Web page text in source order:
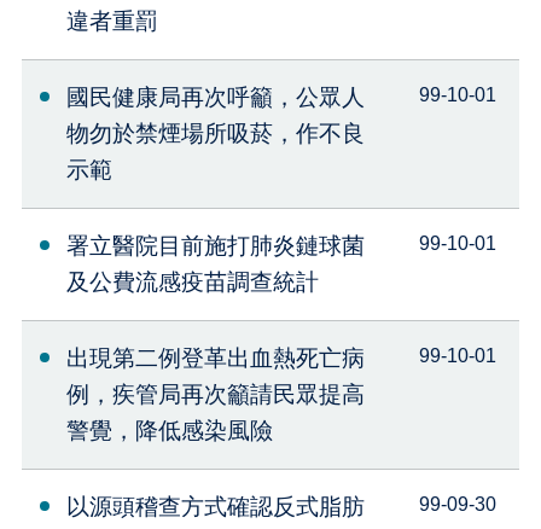
違者重罰
國民健康局再次呼籲，公眾人
物勿於禁煙場所吸菸，作不良
示範
99-10-01
署立醫院目前施打肺炎鏈球菌
及公費流感疫苗調查統計
99-10-01
出現第二例登革出血熱死亡病
例，疾管局再次籲請民眾提高
警覺，降低感染風險
99-10-01
以源頭稽查方式確認反式脂肪
99-09-30